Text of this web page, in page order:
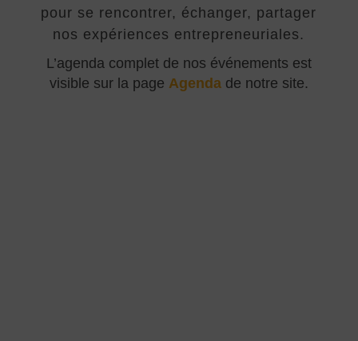
pour se rencontrer, échanger, partager
nos expériences entrepreneuriales.
L’agenda complet de nos événements est
visible sur la page Agendade notre site.